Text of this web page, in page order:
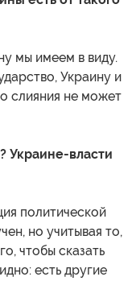
мы имеем в виду.
Украину и
слияния не может
Украине-власти
политической
но учитывая то,
чтобы сказать
есть другие